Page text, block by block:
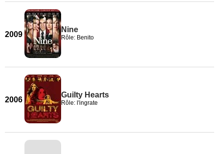
2009
Nine
Rôle: Benito
2006
Guilty Hearts
Rôle: l'ingrate